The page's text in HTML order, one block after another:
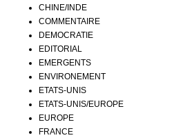
CHINE/INDE
COMMENTAIRE
DEMOCRATIE
EDITORIAL
EMERGENTS
ENVIRONEMENT
ETATS-UNIS
ETATS-UNIS/EUROPE
EUROPE
FRANCE